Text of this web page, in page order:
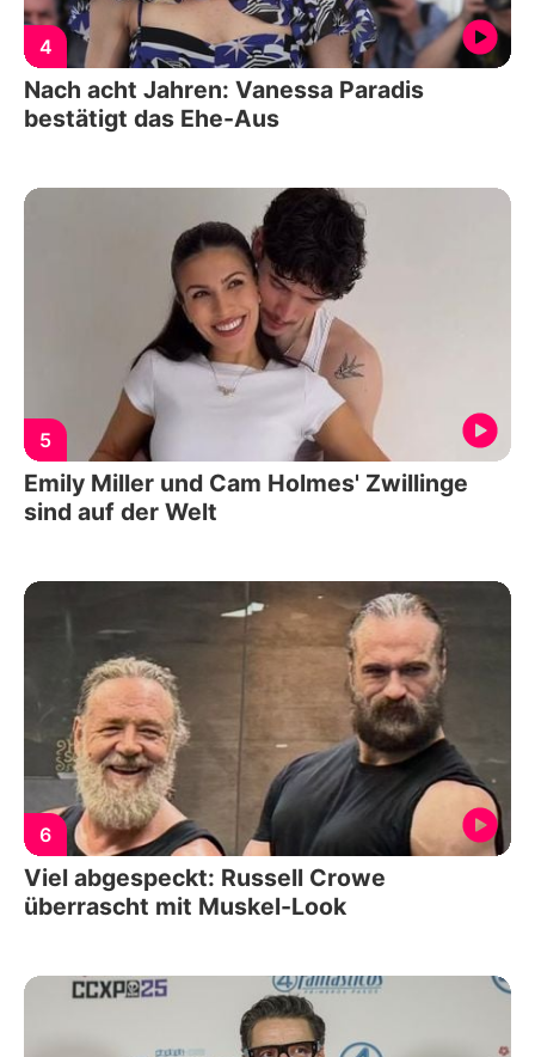
4
Nach acht Jahren: Vanessa Paradis
bestätigt das Ehe-Aus
5
Emily Miller und Cam Holmes' Zwillinge
sind auf der Welt
6
Viel abgespeckt: Russell Crowe
überrascht mit Muskel-Look